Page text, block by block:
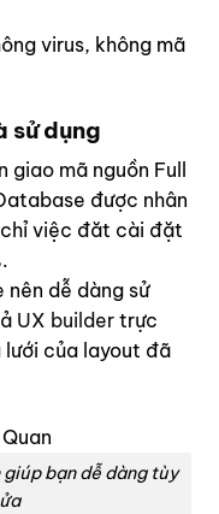
virus, không mã
sử dụng
mã nguồn Full
được nhân
việc đăt cài đặt
nên dễ dàng sử
UX builder trực
lưới của layout đã
bạn dễ dàng tùy